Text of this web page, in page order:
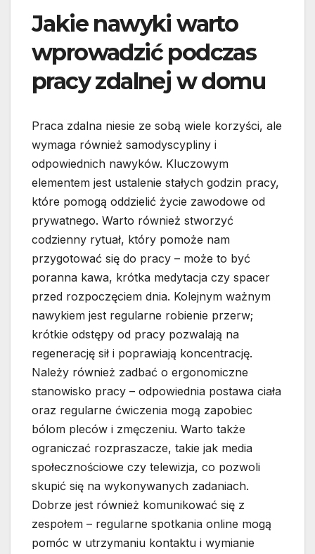
Jakie nawyki warto
wprowadzić podczas
pracy zdalnej w domu
Praca zdalna niesie ze sobą wiele korzyści, ale
wymaga również samodyscypliny i
odpowiednich nawyków. Kluczowym
elementem jest ustalenie stałych godzin pracy,
które pomogą oddzielić życie zawodowe od
prywatnego. Warto również stworzyć
codzienny rytuał, który pomoże nam
przygotować się do pracy – może to być
poranna kawa, krótka medytacja czy spacer
przed rozpoczęciem dnia. Kolejnym ważnym
nawykiem jest regularne robienie przerw;
krótkie odstępy od pracy pozwalają na
regenerację sił i poprawiają koncentrację.
Należy również zadbać o ergonomiczne
stanowisko pracy – odpowiednia postawa ciała
oraz regularne ćwiczenia mogą zapobiec
bólom pleców i zmęczeniu. Warto także
ograniczać rozpraszacze, takie jak media
społecznościowe czy telewizja, co pozwoli
skupić się na wykonywanych zadaniach.
Dobrze jest również komunikować się z
zespołem – regularne spotkania online mogą
pomóc w utrzymaniu kontaktu i wymianie